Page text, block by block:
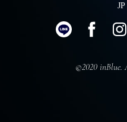
JP
©2020 inBlue.